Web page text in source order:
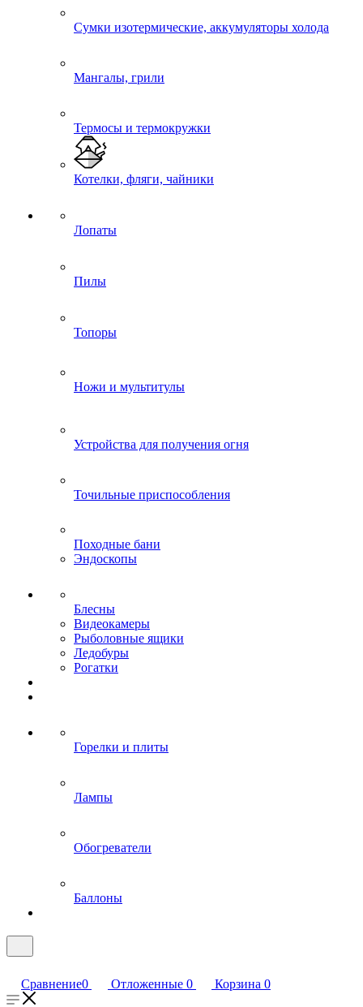
Сумки изотермические, аккумуляторы холода
Мангалы, грили
Термосы и термокружки
Котелки, фляги, чайники
Лопаты
Пилы
Топоры
Ножи и мультитулы
Устройства для получения огня
Точильные приспособления
Походные бани
Эндоскопы
Блесны
Видеокамеры
Рыболовные ящики
Ледобуры
Рогатки
Горелки и плиты
Лампы
Обогреватели
Баллоны
Сравнение0 Отложенные 0 Корзина 0